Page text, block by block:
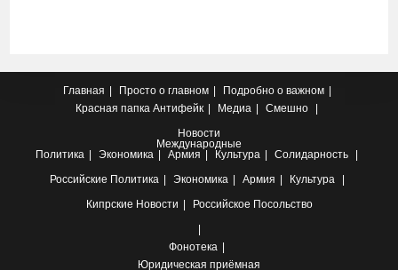
Главная Просто о главном
Подробно о важном
Красная папка Антифейк Медиа
Смешно
Новости
Международные
Политика
Экономика Армия Культура
Солидарность
Российские Политика Экономика Армия
Культура
Кипрские Новости Российское Посольство
Фонотека
Юридическая приёмная